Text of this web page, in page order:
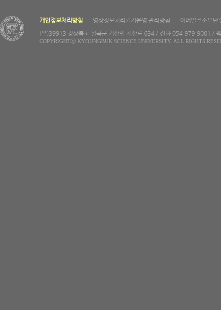
개인정보처리방침 영상정보처리기기운영·관리방침
이메일주소무단
(우)39913 경상북도 칠곡군 기산면 지산로 634 / 전화 054-979-9001 /
COPYRIGHTⓒ KYOUNGBUK SCIENCE UNIVERSITY. ALL RIGHTS